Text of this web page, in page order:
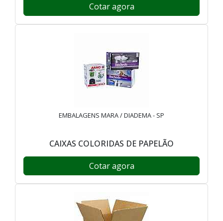
Cotar agora
EMBALAGENS MARA / DIADEMA - SP
CAIXAS COLORIDAS DE PAPELÃO
Cotar agora